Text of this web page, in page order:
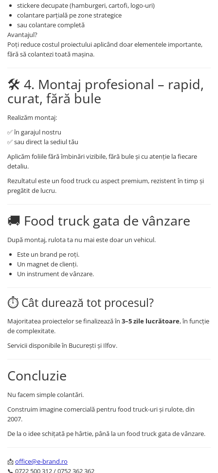
stickere decupate (hamburgeri, cartofi, logo-uri)
colantare parțială pe zone strategice
sau colantare completă
Avantajul?
Poți reduce costul proiectului aplicând doar elementele importante,
fără să colantezi toată mașina.
🛠️ 4. Montaj profesional – rapid,
curat, fără bule
Realizăm montaj:
✅ în garajul nostru
✅ sau direct la sediul tău
Aplicăm foliile fără îmbinări vizibile, fără bule și cu atenție la fiecare
detaliu.
Rezultatul este un food truck cu aspect premium, rezistent în timp și
pregătit de lucru.
🚚 Food truck gata de vânzare
După montaj, rulota ta nu mai este doar un vehicul.
Este un brand pe roți.
Un magnet de clienți.
Un instrument de vânzare.
⏱️ Cât durează tot procesul?
Majoritatea proiectelor se finalizează în 3–5 zile lucrătoare, în funcție
de complexitate.
Servicii disponibile în București și Ilfov.
Concluzie
Nu facem simple colantări.
Construim imagine comercială pentru food truck-uri și rulote, din
2007.
De la o idee schițată pe hârtie, până la un food truck gata de vânzare.
📩office@e-brand.ro
📞 0722 500 312 / 0752 362 362